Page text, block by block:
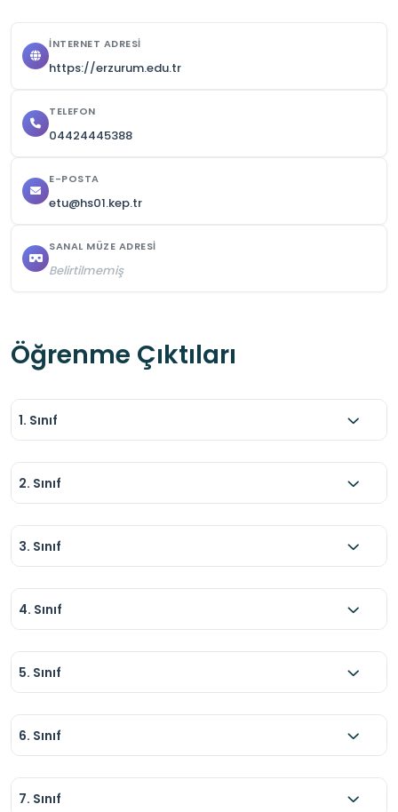
Ziyaret öncesi randevu ve ziyaret izni
İNTERNET ADRESI
https://erzurum.edu.tr
TELEFON
04424445388
E-POSTA
etu@hs01.kep.tr
SANAL MÜZE ADRESI
Belirtilmemiş
Öğrenme Çıktıları
1. Sınıf
2. Sınıf
3. Sınıf
4. Sınıf
5. Sınıf
6. Sınıf
7. Sınıf